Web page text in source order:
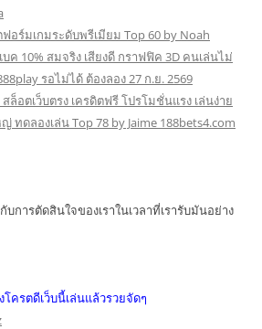
อร์มเกมระดับพรีเมียม Top 60 by Noah
ค 10% สมจริง เสียงดี กราฟฟิค 3D คนเล่นไม่
รอไม่ได้ ต้องลอง 27 ก.ย. 2569
ล็อตเว็บตรง เครดิตฟรี โปรโมชั่นแรง เล่นง่าย
ทดลองเล่น Top 78 by Jaime 188bets4.com
การตัดสินใจของเราในเวลาที่เรารับมันอย่าง
ครตดีเว็บนี้เล่นแล้วรวยจัดๆ